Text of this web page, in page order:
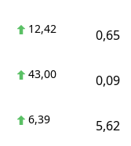
12,42 0,65
43,00 0,09
6,39 5,62